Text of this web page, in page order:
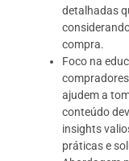
detalhadas
compra.
Foco na
ajudem a
conteúdo
insights
práticas e